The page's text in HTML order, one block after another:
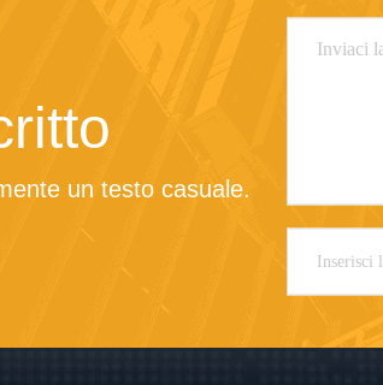
un testo casuale.